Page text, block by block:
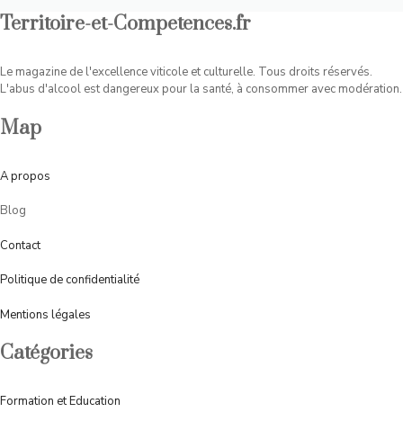
Territoire-et-Competences.fr
Le magazine de l'excellence viticole et culturelle. Tous droits réservés.
L'abus d'alcool est dangereux pour la santé, à consommer avec modération.
Map
Apropos
Blog
Contact
Politique de confidentialité
Mentions légales
Catégories
Formation et Education